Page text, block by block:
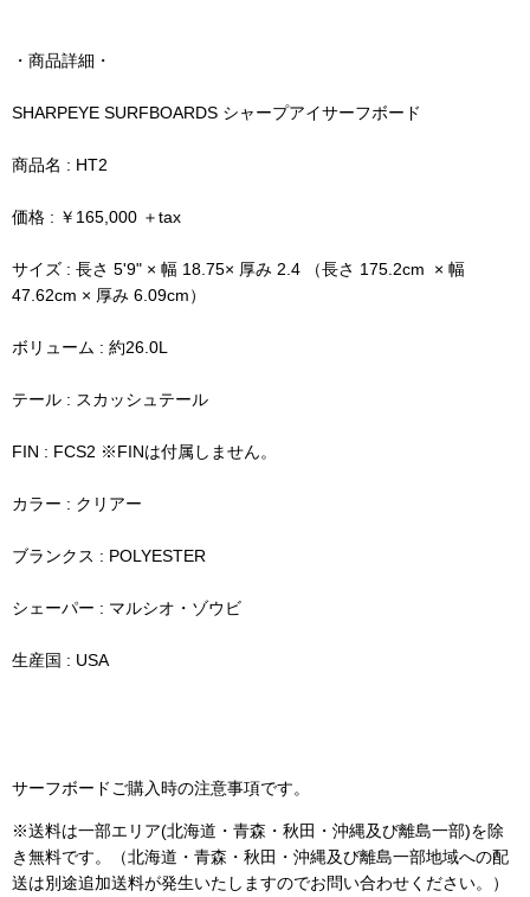
・商品詳細・
SHARPEYE SURFBOARDS シャープアイサーフボード
商品名 : HT2
価格 : ￥165,000 ＋tax
サイズ : 長さ 5'9" × 幅 18.75× 厚み 2.4 （長さ 175.2cm × 幅
47.62cm × 厚み 6.09cm）
ボリューム : 約26.0L
テール : スカッシュテール
FIN : FCS2 ※FINは付属しません。
カラー : クリアー
ブランクス : POLYESTER
シェーパー : マルシオ・ゾウビ
生産国 : USA
サーフボードご購入時の注意事項です。
※送料は一部エリア(北海道・青森・秋田・沖縄及び離島一部)を除
き無料です。（北海道・青森・秋田・沖縄及び離島一部地域への配
送は別途追加送料が発生いたしますのでお問い合わせください。）